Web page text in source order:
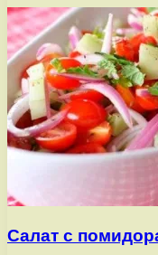
Салат с